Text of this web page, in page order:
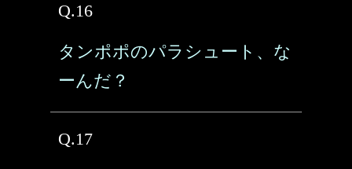
Q.16
タンポポのパラシュート、な
ーんだ？
Q.17